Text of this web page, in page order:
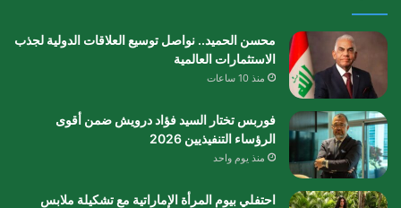
محسن الحميد.. نواصل توسيع العلاقات الدولية لجذب
الاستثمارات العالمية
منذ 10 ساعات
فوربس تختار السيد فؤاد درويش ضمن أقوى
الرؤساء التنفيذيين 2026
منذ يوم واحد
احتفلي بيوم المرأة الإماراتية مع تشكيلة ملابس